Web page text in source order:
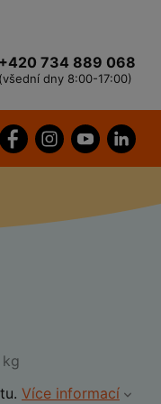
+420 734 889 068
(všední dny 8:00-17:00)
Více informací